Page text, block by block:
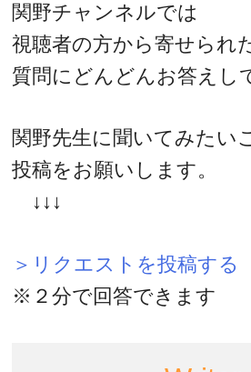
関野チャンネルでは
視聴者の方から寄せられ
質問にどんどんお答えし
関野先生に聞いてみたい
投稿をお願いします。
↓↓↓
＞リクエストを投稿する
※２分で回答できます